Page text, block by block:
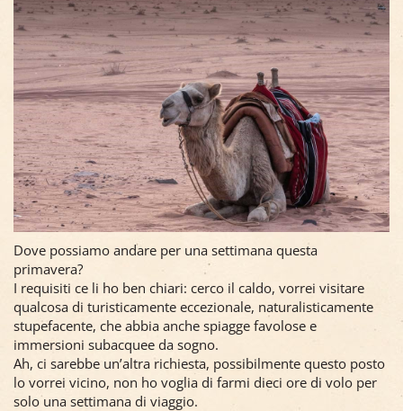
Dove possiamo andare per una settimana questa
primavera?
I requisiti ce li ho ben chiari: cerco il caldo, vorrei visitare
qualcosa di turisticamente eccezionale, naturalisticamente
stupefacente, che abbia anche spiagge favolose e
immersioni subacquee da sogno.
Ah, ci sarebbe un’altra richiesta, possibilmente questo posto
lo vorrei vicino, non ho voglia di farmi dieci ore di volo per
solo una settimana di viaggio.